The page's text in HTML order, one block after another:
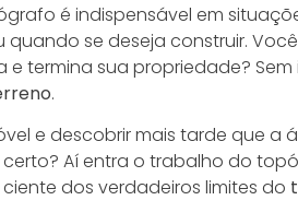
é indispensável em
quando se deseja construir.
termina sua propriedade?
.
e descobrir mais tarde que a
Aí entra o trabalho do
dos verdadeiros limites do